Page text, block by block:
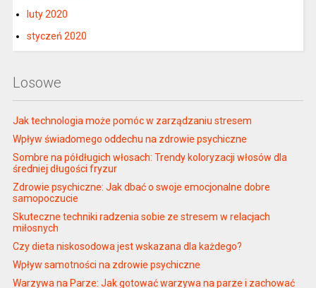
luty 2020
styczeń 2020
Losowe
Jak technologia może pomóc w zarządzaniu stresem
Wpływ świadomego oddechu na zdrowie psychiczne
Sombre na półdługich włosach: Trendy koloryzacji włosów dla
średniej długości fryzur
Zdrowie psychiczne: Jak dbać o swoje emocjonalne dobre
samopoczucie
Skuteczne techniki radzenia sobie ze stresem w relacjach
miłosnych
Czy dieta niskosodowa jest wskazana dla każdego?
Wpływ samotności na zdrowie psychiczne
Warzywa na Parze: Jak gotować warzywa na parze i zachować